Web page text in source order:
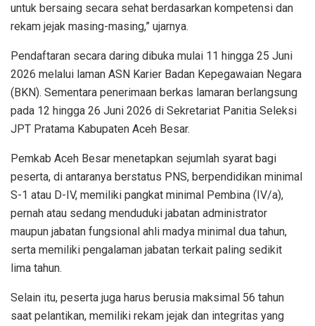
untuk bersaing secara sehat berdasarkan kompetensi dan
rekam jejak masing-masing,” ujarnya.
Pendaftaran secara daring dibuka mulai 11 hingga 25 Juni
2026 melalui laman ASN Karier Badan Kepegawaian Negara
(BKN). Sementara penerimaan berkas lamaran berlangsung
pada 12 hingga 26 Juni 2026 di Sekretariat Panitia Seleksi
JPT Pratama Kabupaten Aceh Besar.
Pemkab Aceh Besar menetapkan sejumlah syarat bagi
peserta, di antaranya berstatus PNS, berpendidikan minimal
S-1 atau D-IV, memiliki pangkat minimal Pembina (IV/a),
pernah atau sedang menduduki jabatan administrator
maupun jabatan fungsional ahli madya minimal dua tahun,
serta memiliki pengalaman jabatan terkait paling sedikit
lima tahun.
Selain itu, peserta juga harus berusia maksimal 56 tahun
saat pelantikan, memiliki rekam jejak dan integritas yang